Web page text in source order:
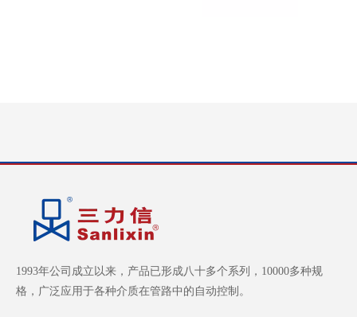
1993年公司成立以来，产品已形成八十多个系列，10000多种规
格，广泛应用于各种介质在管路中的自动控制。